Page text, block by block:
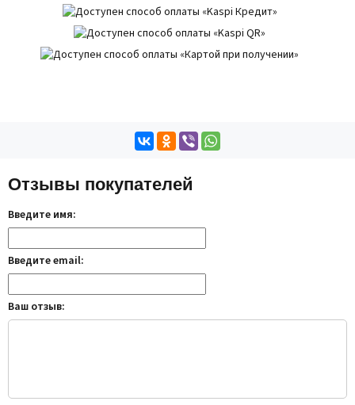
Отзывы покупателей
Введите имя:
Введите email:
Ваш отзыв: